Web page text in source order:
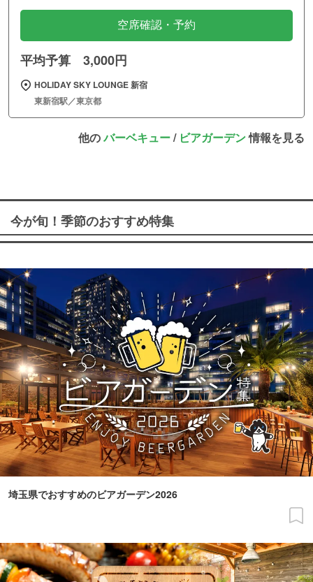
空席確認・予約
平均予算 3,000円
HOLIDAY SKY LOUNGE 新宿
東新宿駅／東京都
他のバーベキュー/ ビアガーデン情報を見る
今が旬！季節のおすすめ特集
埼玉県でおすすめのビアガーデン2026